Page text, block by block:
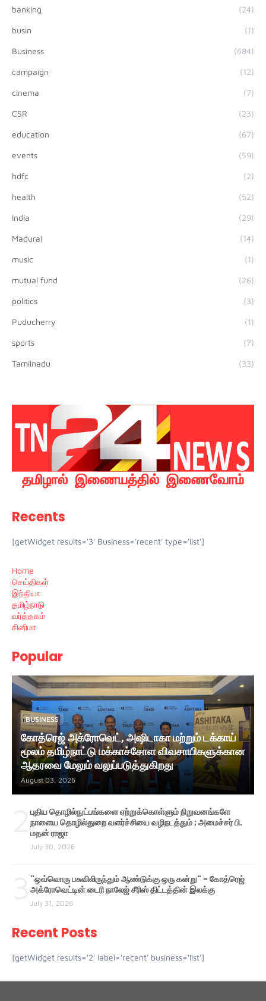
banking (24)
busin (1)
Business (684)
campaign (12)
cinema (7)
CSR (23)
education (67)
events (59)
hdfc (2)
health (52)
India (29)
Madurai (14)
music (1)
mutual fund (26)
politics (3)
Puducherry (1)
sports (7)
Tamilnadu (33)
Recents
[getWidget results='3' Business='recent' type='list']
Home
செய்திகள்
இந்தியா
தமிழ்நாடு
வர்த்தகம்
சினிமா
Popular
BUSINESS
கோத்ரெஜ் அக்ரோவெட், அஷிடாகா மற்றும் டக்காய்
மூலம் தமிழ்நாட்டு மக்காச்சோள விவசாயிகளுக்கான
ஆதரவை மேலும் வலுப்படுத்துகிறது
August 03, 2026
புதிய தொழில்நுட்பங்களை ஏற்றுக்கொள்ளும் நிறுவனங்களே
நாளைய தொழில்துறை வளர்ச்சியை வழிநடத்தும் ; அமைச்சர் பி.
மதன் ராஜா
July 30, 2026
"ஒவ்வொரு பசுவிலிருந்தும் ஆண்டுக்கு ஒரு கன்று" - கோத்ரெஜ்
அக்ரோவெட்டின் டைரி நாலேஜ் சீரிஸ் திட்டத்தின் இலக்கு
July 31, 2026
Recent Posts
[getWidget results='2' label='recent' business='list']